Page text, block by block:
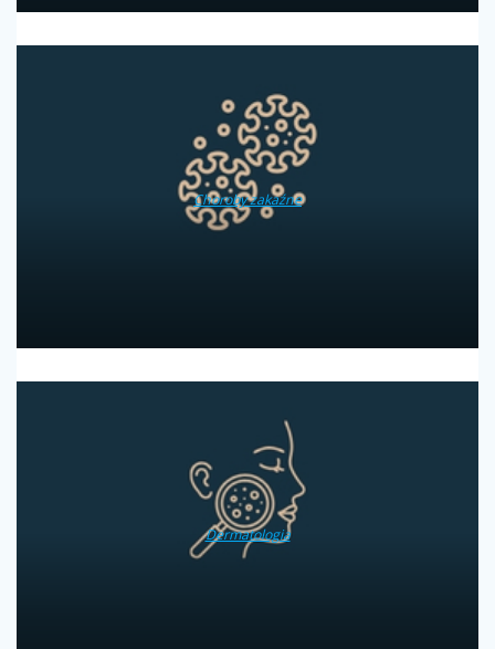
Choroby zakaźne
Dermatologia